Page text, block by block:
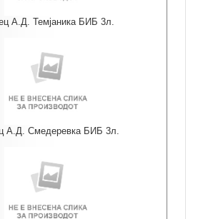
А.Д. Темјаника БИБ 3л.
А.Д. Смедеревка БИБ 3л.